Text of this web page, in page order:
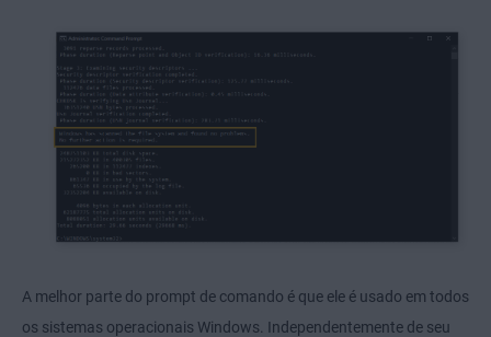
A melhor parte do prompt de comando é que ele é usado em todos
os sistemas operacionais Windows. Independentemente de seu